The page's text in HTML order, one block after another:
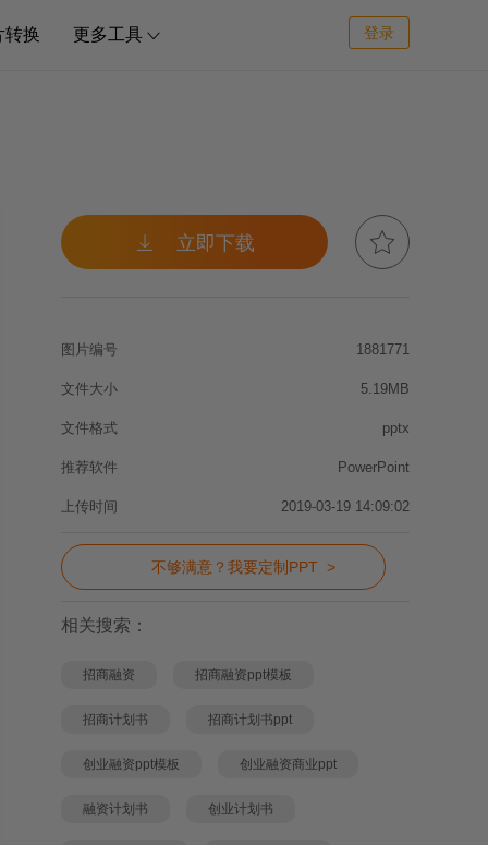
转换 更多工具  登录
 立即下载 
图片编号 1881771
文件大小 5.19MB
文件格式 pptx
推荐软件 PowerPoint
上传时间 2019-03-19 14:09:02
不够满意？我要定制PPT >
相关搜索：
招商融资 招商融资ppt模板
招商计划书 招商计划书ppt
创业融资ppt模板 创业融资商业ppt
融资计划书 创业计划书